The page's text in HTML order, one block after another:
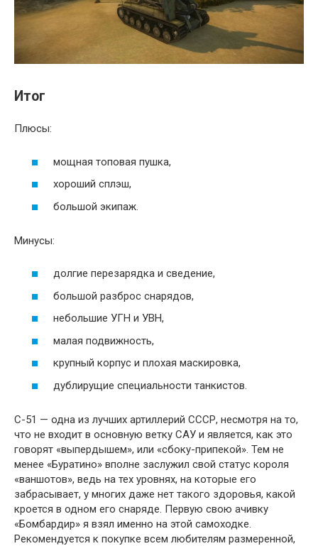
Итог
Плюсы:
мощная топовая пушка,
хороший сплэш,
большой экипаж.
Минусы:
долгие перезарядка и сведение,
большой разброс снарядов,
небольшие УГН и УВН,
малая подвижность,
крупный корпус и плохая маскировка,
дублирущие специальности танкистов.
С-51 — одна из лучших артиллерий СССР, несмотря на то,
что не входит в основную ветку САУ и является, как это
говорят «выпердышем», или «сбоку-припекой». Тем не
менее «Буратино» вполне заслужил свой статус короля
«ваншотов», ведь на тех уровнях, на которые его
забрасывает, у многих даже нет такого здоровья, какой
кроется в одном его снаряде. Первую свою ачивку
«Бомбардир» я взял именно на этой самоходке.
Рекомендуется к покупке всем любителям размеренной,